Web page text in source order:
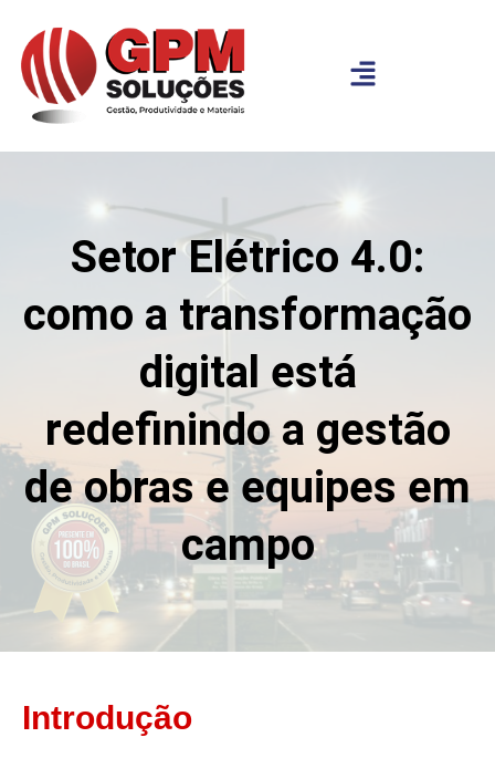
Setor Elétrico 4.0:
como a transformação
digital está
redefinindo a gestão
de obras e equipes em
campo
Introdução